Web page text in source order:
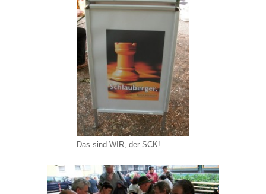
Das sind WIR, der SCK!